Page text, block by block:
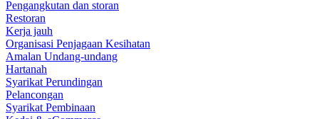
Pengangkutan dan storan
Restoran
Kerja jauh
Organisasi Penjagaan Kesihatan
Amalan Undang-undang
Hartanah
Syarikat Perundingan
Pelancongan
Syarikat Pembinaan